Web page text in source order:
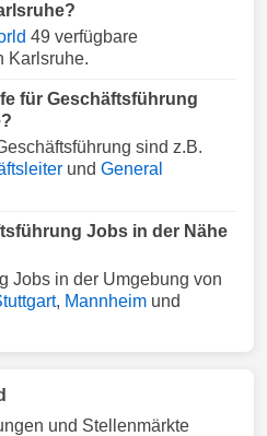
49 verfügbare
Karlsruhe.
für Geschäftsführung
sind z.B.
und General
Jobs in der Nähe
Jobs in der Umgebung von
, Mannheim und
und Stellenmärkte